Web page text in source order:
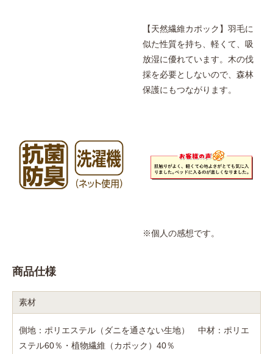
【天然繊維カポック】羽毛に
似た性質を持ち、軽くて、吸
放湿に優れています。木の伐
採を必要としないので、森林
保護にもつながります。
※個人の感想です。
商品仕様
素材
側地：ポリエステル（ダニを通さない生地） 中材：ポリエ
ステル60％・植物繊維（カポック）40％